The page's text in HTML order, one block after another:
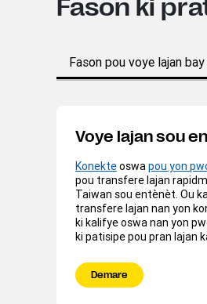
Fason ki
Fason pou voye lajan
Voye lajan sou
Konekteoswa pou yon
pou transfere lajan
Taiwan sou entènèt. Ou ka
transfere lajan nan yon
ki kalifye oswa nan yon
ki patisipe pou pran lajan
Demare